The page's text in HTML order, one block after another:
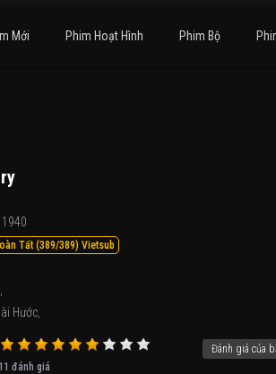
Mới Phim Hoạt Hình Phim Bộ
1940
Tất (389/389) Vietsub
Hước
Đánh giá của
11 đánh giá